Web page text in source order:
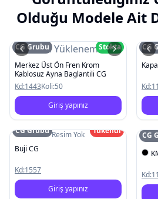
Olduğu Modele Ait
Resim Yüklenemedi
CG Grubu
Stokta
Merkez Üst Ön Fren Krom
Kablosuz Ayna Baglantili CG
Kd:1443Koli:50
Giriş yapınız
CG
Kd:
Resim Yok
CG Grubu
Tükendi
Buji CG
Kd:1557
Giriş yapınız
CG
Kd: